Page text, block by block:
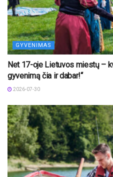
GYVENIMAS
Net 17-oje Lietuvos miestų –
gyvenimą čia ir dabar!“
2026-07-30